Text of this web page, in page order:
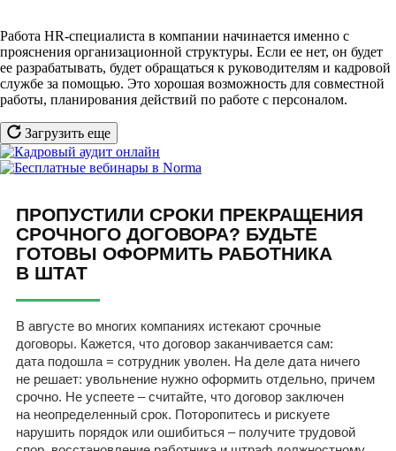
Работа HR-специалиста в компании начинается именно с
прояснения организационной структуры. Если ее нет, он будет
ее разрабатывать, будет обращаться к руководителям и кадровой
службе за помощью. Это хорошая возможность для совместной
работы, планирования действий по работе с персоналом.
Загрузить еще
ПРОПУСТИЛИ СРОКИ ПРЕКРАЩЕНИЯ
СРОЧНОГО ДОГОВОРА? БУДЬТЕ
ГОТОВЫ ОФОРМИТЬ РАБОТНИКА
В ШТАТ
В августе во многих компаниях истекают срочные
договоры. Кажется, что договор заканчивается сам:
дата подошла = сотрудник уволен. На деле дата ничего
не решает: увольнение нужно оформить отдельно, причем
срочно. Не успеете – считайте, что договор заключен
на неопределенный срок. Поторопитесь и рискуете
нарушить порядок или ошибиться – получите трудовой